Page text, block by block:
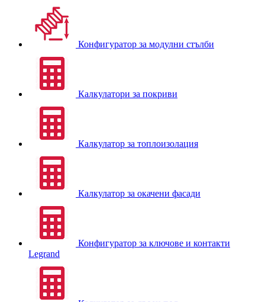
Конфигуратор за модулни стълби
Калкулатори за покриви
Калкулатор за топлоизолация
Калкулатор за окачени фасади
Конфигуратор за ключове и контакти
Legrand